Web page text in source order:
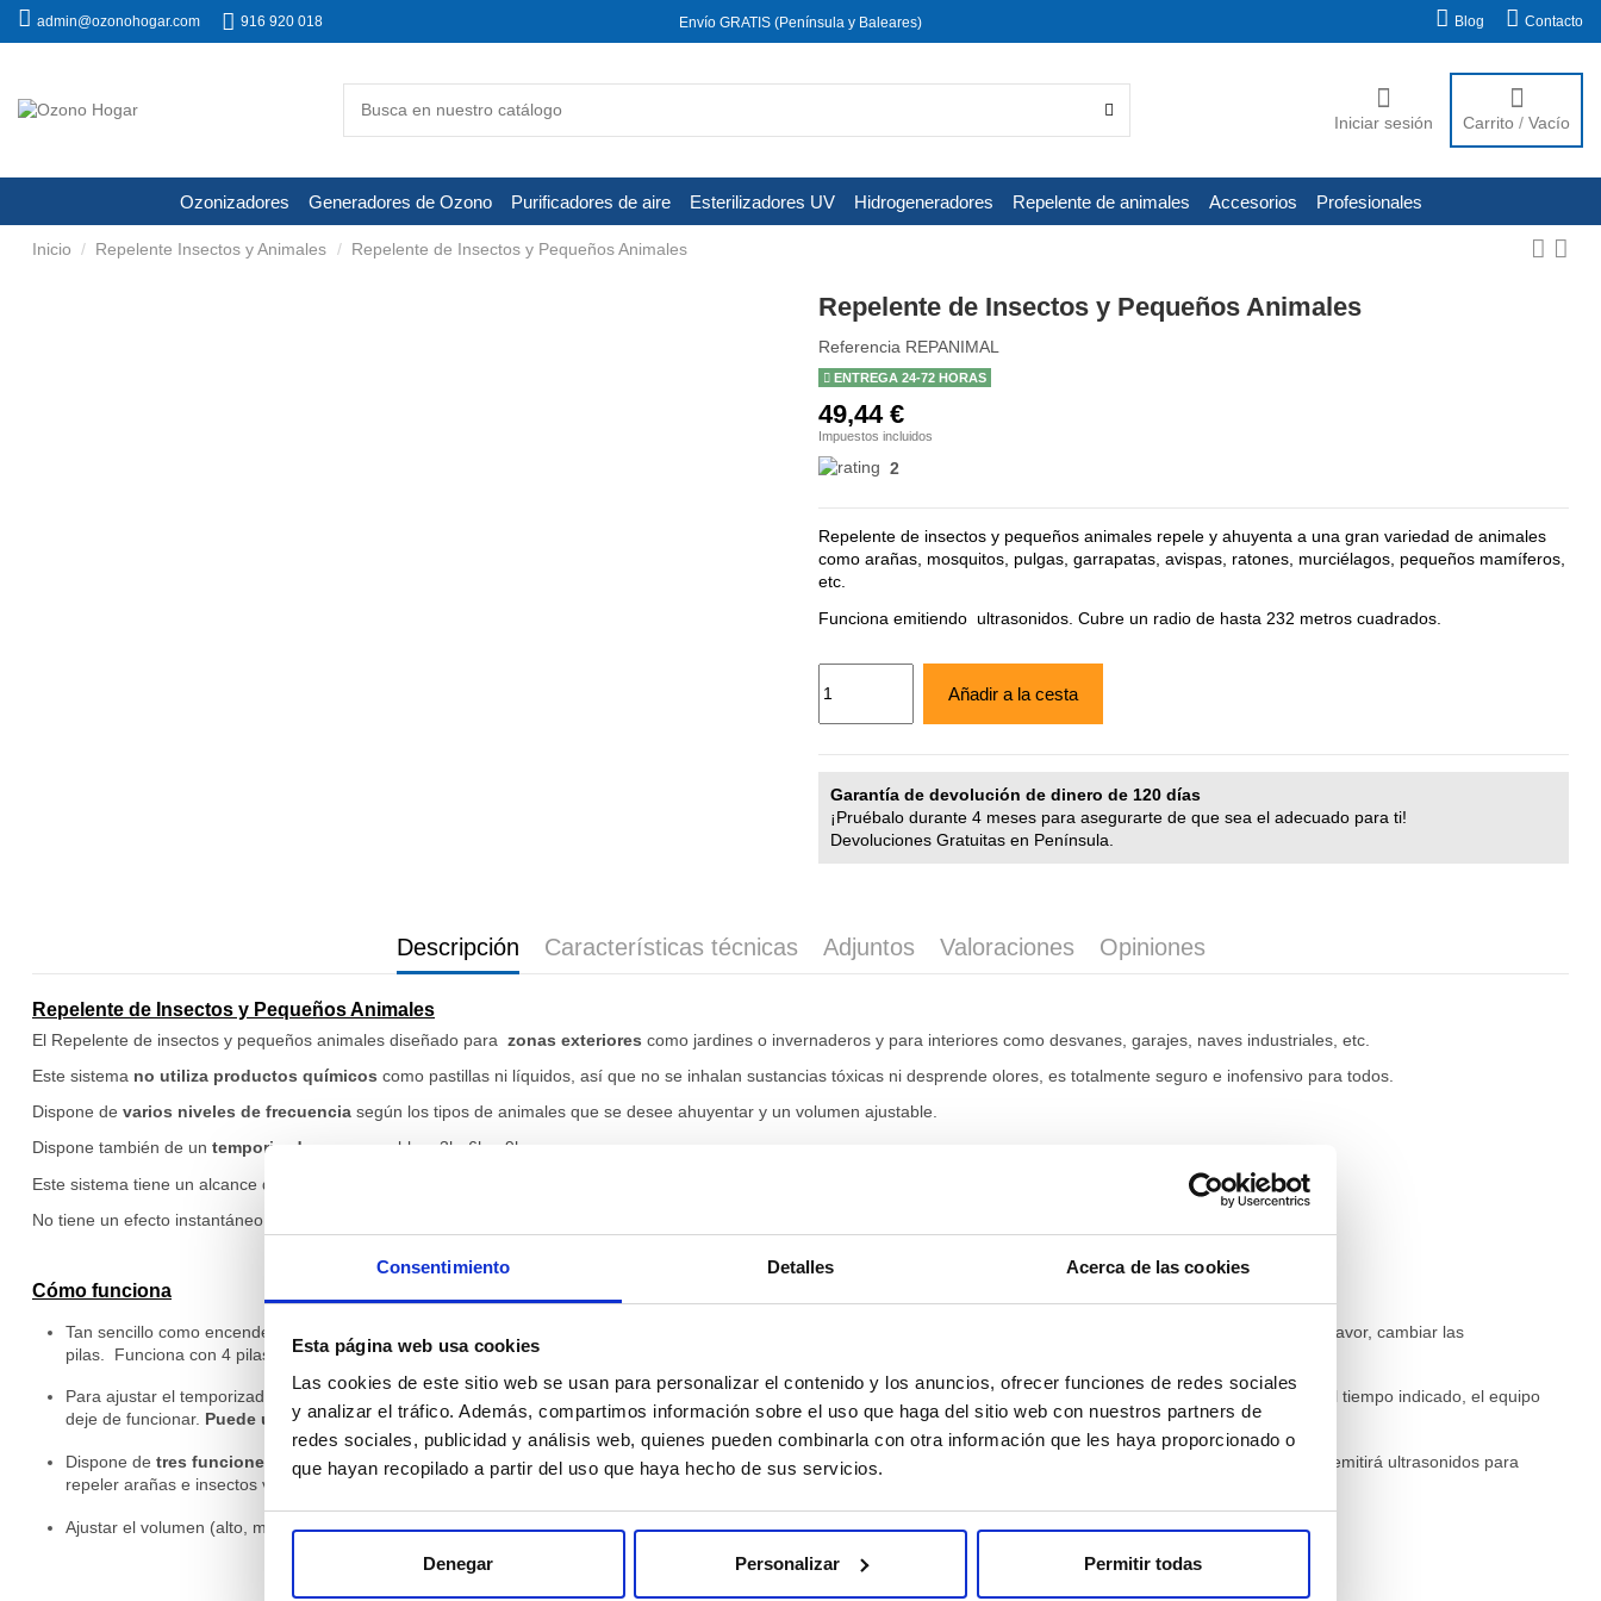
Consentimiento Detalles Acerca de las cookies
Esta página web usa cookies
Las cookies de este sitio web se usan para personalizar el contenido y los anuncios, ofrecer funciones de redes sociales
y analizar el tráfico. Además, compartimos información sobre el uso que haga del sitio web con nuestros partners de
redes sociales, publicidad y análisis web, quienes pueden combinarla con otra información que les haya proporcionado o
que hayan recopilado a partir del uso que haya hecho de sus servicios.
Denegar Personalizar Permitir todas
admin@ozonohogar.com 916 920 018 Envío GRATIS (Península y Baleares) Blog Contacto
Iniciar sesión Carrito / Vacío
Ozonizadores Generadores de Ozono Purificadores de aire Esterilizadores UV Hidrogeneradores Repelente de animales Accesorios Profesionales
Inicio Repelente Insectos y Animales Repelente de Insectos y Pequeños Animales
Repelente de Insectos y Pequeños Animales
Referencia REPANIMAL
ENTREGA 24-72 HORAS
49,44 €
Impuestos incluidos
2
Repelente de insectos y pequeños animales repele y ahuyenta a una gran variedad de animales
como arañas, mosquitos, pulgas, garrapatas, avispas, ratones, murciélagos, pequeños mamíferos,
etc.
Funciona emitiendo ultrasonidos. Cubre un radio de hasta 232 metros cuadrados.
Añadir a la cesta
Garantía de devolución de dinero de 120 días
¡Pruébalo durante 4 meses para asegurarte de que sea el adecuado para ti!
Devoluciones Gratuitas en Península.
Descripción Características técnicas Adjuntos Valoraciones Opiniones
Repelente de Insectos y Pequeños Animales
El Repelente de insectos y pequeños animales diseñado para zonas exteriores como jardines o invernaderos y para interiores como desvanes, garajes, naves industriales, etc.
Este sistema no utiliza productos químicos como pastillas ni líquidos, así que no se inhalan sustancias tóxicas ni desprende olores, es totalmente seguro e inofensivo para todos.
Dispone de varios niveles de frecuencia según los tipos de animales que se desee ahuyentar y un volumen ajustable.
Dispone también de un temporizador
programable a 3h, 6h y 9h.
Este sistema tiene un alcance de hasta 232 metros cuadrados.
No tiene un efecto instantáneo.
Cómo funciona
Tan sencillo como encenderlo mediante los botones
. Tres luces rojas LED se encenderán y el equipo empezará a funcionar. Cuando las luces parpadeen, por favor, cambiar las
pilas. Funciona con 4 pilas AA (incluidas).
Para ajustar el temporizador, pulsar el botón “Timer”: una vez para 3 horas; dos veces, 6 horas; 3 veces, 9 horas. Las luces frontales se iluminarán hasta que, pasado el tiempo indicado, el equipo
deje de funcionar. Puede usarse de manera continuasin presionar el botón “Timer”.
Dispone de tres funciones de encendido. A: el aparato funcionará emitiendo los ultrasonidos necesarios para repeler pulgas, garrapatas, ciempiés, etc. B: el aparato emitirá ultrasonidos para
repeler arañas e insectos voladores. C: se emitirán ultrasonidos para ahuyentar murciélagos, roedores y pequeños mamíferos.
Ajustar el volumen (alto, medio y bajo). En función del volumen se ahuyentarán unos animales u otros.
16.5 cm
Valoraciones De
Producto
Producto